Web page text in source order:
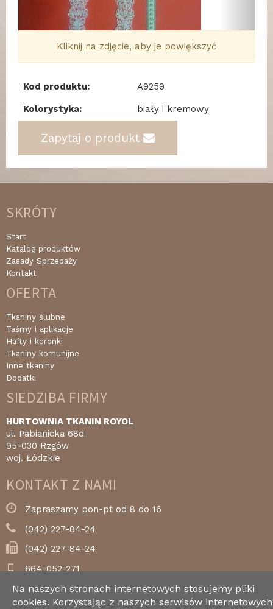
Kliknij na zdjęcie, aby je powiększyć
Kod produktu: A9259
Kolorystyka: biały i kremowy
Zapytaj o produkt
SKRÓTY
Start
Katalog produktów
Zasady Sprzedaży
Kontakt
OFERTA
Tkaniny ślubne
Taśmy i aplikacje
Hafty i koronki
Tkaniny komunijne
Inne tkaniny
Dodatki
SIEDZIBA FIRMY
HURTOWNIA TKANIN ROYOL
ul. Pabianicka 68d
95-030 Rzgów
woj. Łódzkie
KONTAKT Z NAMI
Zapraszamy pon-pt od 8 do 16
(042) 227-84-24
(042) 227-84-24
664-052-271
royol@royol.pl
Na naszych stronach internetowych stosujemy pliki
cookies. Korzystając z naszych serwisów internetowych